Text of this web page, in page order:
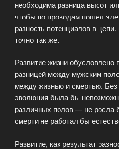
необходима разница высот
чтобы по проводам пошел
разность потенциалов в
точно так же.
Развитие жизни обусловлено
разницей между мужским
между жизнью и смертью. Без
эволюция была бы
различных полов — не росла
смерти не работал бы
Развитие, как результат